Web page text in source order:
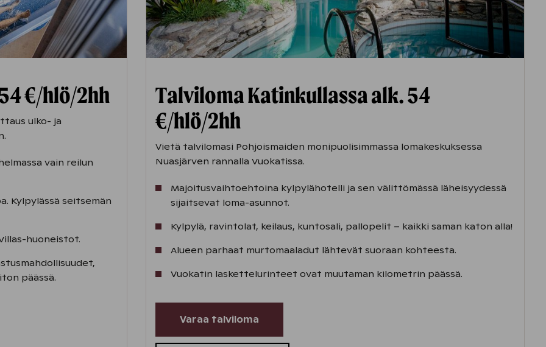
€/hlö/2hh
ulko- ja
vain reilun
Kylpylässä seitsemän
huoneistot.
päässä.
Talviloma Katinkullassa alk. 54
€/hlö/2hh
Vietä talvilomasi Pohjoismaiden monipuolisimmassa lomakeskuksessa
Nuasjärven rannalla Vuokatissa.
Majoitusvaihtoehtoina kylpylähotelli ja sen välittömässä läheisyydessä
sijaitsevat loma-asunnot.
Kylpylä, ravintolat, keilaus, kuntosali, pallopelit – kaikki saman katon alla!
Alueen parhaat murtomaaladut lähtevät suoraan kohteesta.
Vuokatin laskettelurinteet ovat muutaman kilometrin päässä.
Varaa talviloma